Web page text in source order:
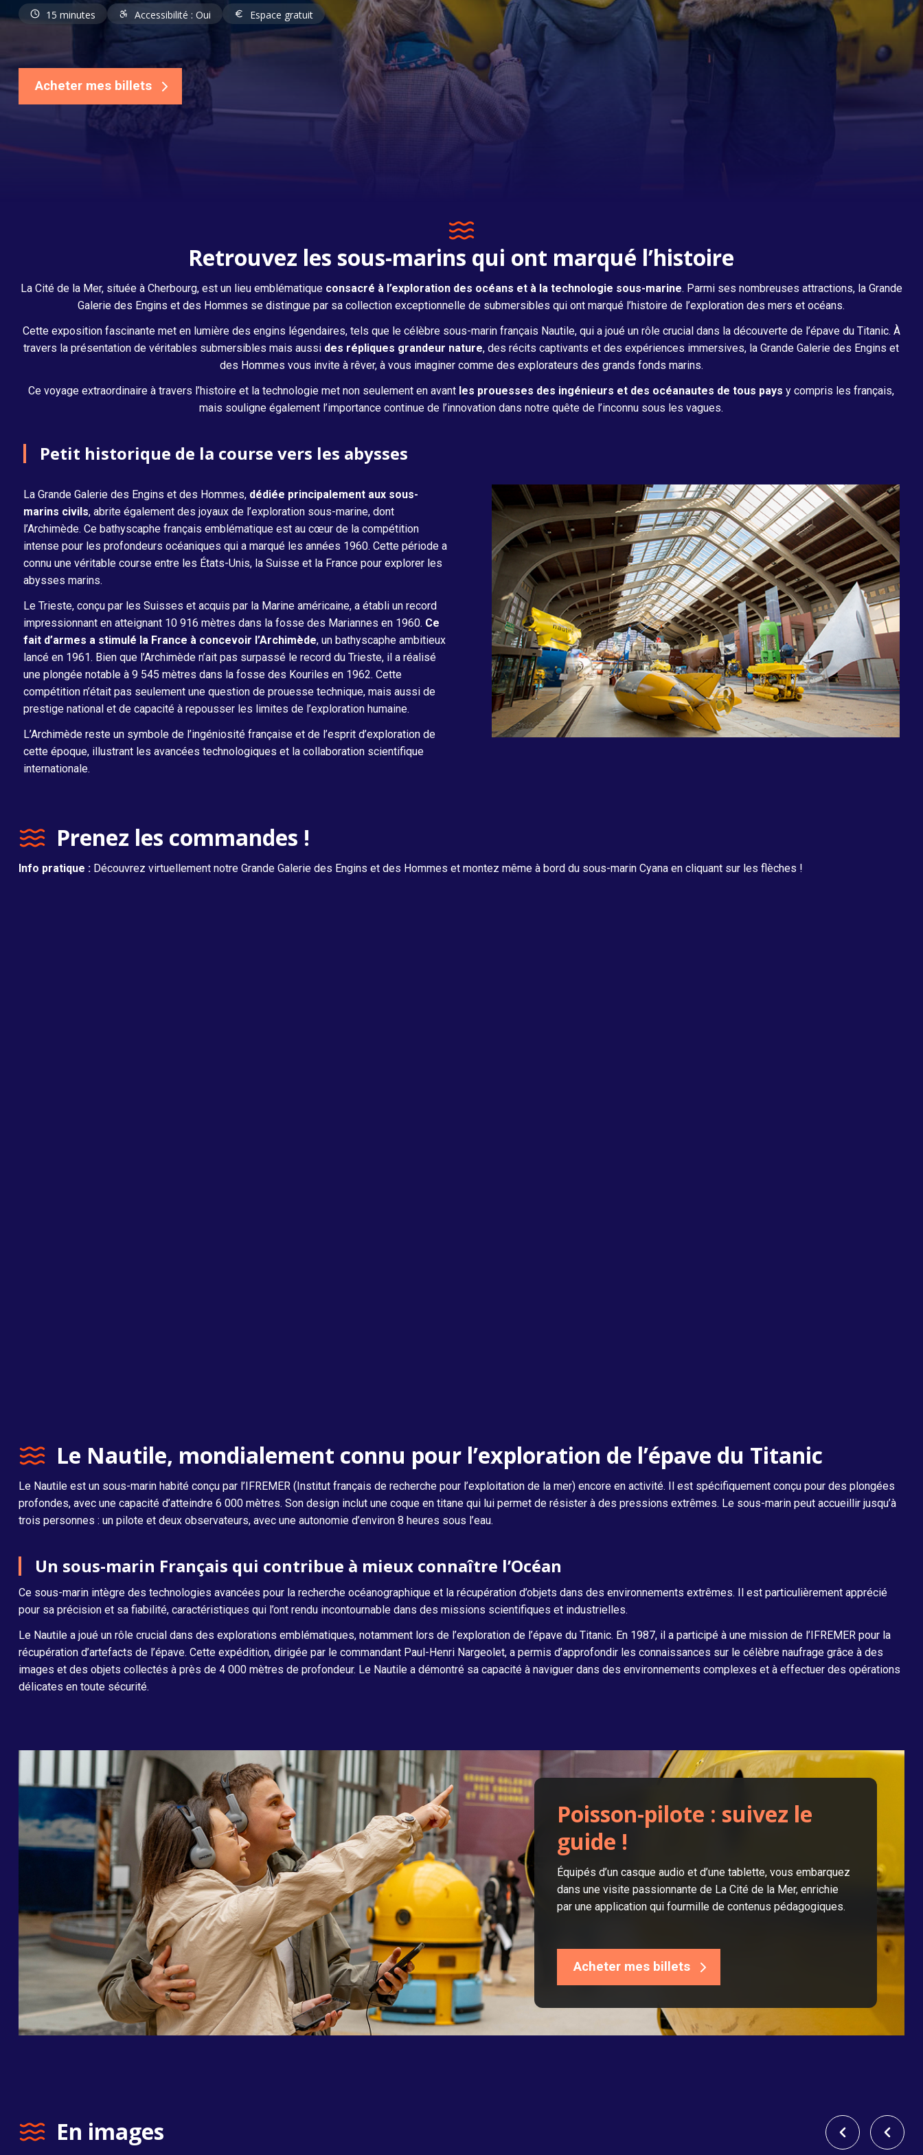
Océan sur écoute Titanic, retour à Cherbourg
La Grande Galerie des Engins et des
15 minutes Accessibilité : Oui Espace gratuit
Acheter mes billets
Retrouvez les sous-marins qui ont marqué l’histoire
La Cité de la Mer, située à Cherbourg, est un lieu emblématique consacré à l’exploration des océans et à la technologie sous-marine. Parmi ses nombreuses attractions, la Grande
Galerie des Engins et des Hommes se distingue par sa collection exceptionnelle de submersibles qui ont marqué l’histoire de l’exploration des mers et océans.
Cette exposition fascinante met en lumière des engins légendaires, tels que le célèbre sous-marin français Nautile, qui a joué un rôle crucial dans la découverte de l’épave du Titanic. À
travers la présentation de véritables submersibles mais aussi des répliques grandeur nature, des récits captivants et des expériences immersives, la Grande Galerie des Engins et
des Hommes vous invite à rêver, à vous imaginer comme des explorateurs des grands fonds marins.
Ce voyage extraordinaire à travers l’histoire et la technologie met non seulement en avant les prouesses des ingénieurs et des océanautes de tous pays y compris les français,
mais souligne également l’importance continue de l’innovation dans notre quête de l’inconnu sous les vagues.
Petit historique de la course vers les abysses
La Grande Galerie des Engins et des Hommes, dédiée principalement aux sous-
marins civils, abrite également des joyaux de l’exploration sous-marine, dont
l’Archimède. Ce bathyscaphe français emblématique est au cœur de la compétition
intense pour les profondeurs océaniques qui a marqué les années 1960. Cette période a
connu une véritable course entre les États-Unis, la Suisse et la France pour explorer les
abysses marins.
Le Trieste, conçu par les Suisses et acquis par la Marine américaine, a établi un record
impressionnant en atteignant 10 916 mètres dans la fosse des Mariannes en 1960. Ce
fait d’armes a stimulé la France à concevoir l’Archimède, un bathyscaphe ambitieux
lancé en 1961. Bien que l’Archimède n’ait pas surpassé le record du Trieste, il a réalisé
une plongée notable à 9 545 mètres dans la fosse des Kouriles en 1962. Cette
compétition n’était pas seulement une question de prouesse technique, mais aussi de
prestige national et de capacité à repousser les limites de l’exploration humaine.
L’Archimède reste un symbole de l’ingéniosité française et de l’esprit d’exploration de
cette époque, illustrant les avancées technologiques et la collaboration scientifique
internationale.
Prenez les commandes !
Info pratique : Découvrez virtuellement notre Grande Galerie des Engins et des Hommes et montez même à bord du sous-marin Cyana en cliquant sur les flèches !
Le Nautile, mondialement connu pour l’exploration de l’épave du Titanic
Le Nautile est un sous-marin habité conçu par l’IFREMER (Institut français de recherche pour l’exploitation de la mer) encore en activité. Il est spécifiquement conçu pour des plongées
profondes, avec une capacité d’atteindre 6 000 mètres. Son design inclut une coque en titane qui lui permet de résister à des pressions extrêmes. Le sous-marin peut accueillir jusqu’à
trois personnes : un pilote et deux observateurs, avec une autonomie d’environ 8 heures sous l’eau.
Un sous-marin Français qui contribue à mieux connaître l’Océan
Ce sous-marin intègre des technologies avancées pour la recherche océanographique et la récupération d’objets dans des environnements extrêmes. Il est particulièrement apprécié
pour sa précision et sa fiabilité, caractéristiques qui l’ont rendu incontournable dans des missions scientifiques et industrielles.
Le Nautile a joué un rôle crucial dans des explorations emblématiques, notamment lors de l’exploration de l’épave du Titanic. En 1987, il a participé à une mission de l’IFREMER pour la
récupération d’artefacts de l’épave. Cette expédition, dirigée par le commandant Paul-Henri Nargeolet, a permis d’approfondir les connaissances sur le célèbre naufrage grâce à des
images et des objets collectés à près de 4 000 mètres de profondeur. Le Nautile a démontré sa capacité à naviguer dans des environnements complexes et à effectuer des opérations
délicates en toute sécurité.
Poisson-pilote : suivez le
guide !
Équipés d’un casque audio et d’une tablette, vous embarquez
dans une visite passionnante de La Cité de la Mer, enrichie
par une application qui fourmille de contenus pédagogiques.
Acheter mes billets
En images